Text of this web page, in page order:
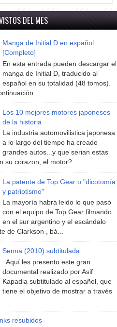
DEL MES
Manga de Initial D en español
[Completo]
En esta entrada pueden descargar el
manga de Initial D, traducido al
español en su totalidad (48 tomos).
Los 10 mejores motores japoneses
de la historia
La industria automovilistica japonesa
a lo largo del tiempo ha creado
grandes autos...y que serian estas
su corazon, el motor?...
La patente de Top Gear o "dicotomía
y patriotismo"
La mayoría habrá leido lo que pasó
con el equipo de Top Gear filmando
en el sur argentino y el escándalo
de Clarkson , bá...
Senna (2010) subtitulada
Aquí les presento este gran
documental realizado por Asif
Kapadia subtitulado al español, que
tiene el objetivo de mostrar a través
resubidos